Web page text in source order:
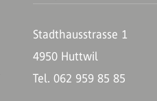
Stadthausstrasse 1
4950 Huttwil
Tel. 062 959 85 85